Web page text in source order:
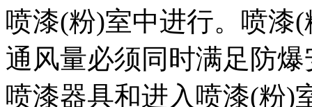
喷漆(粉)室中进行。喷漆
通风量必须同时满足防
喷漆器具和进入喷漆(粉)